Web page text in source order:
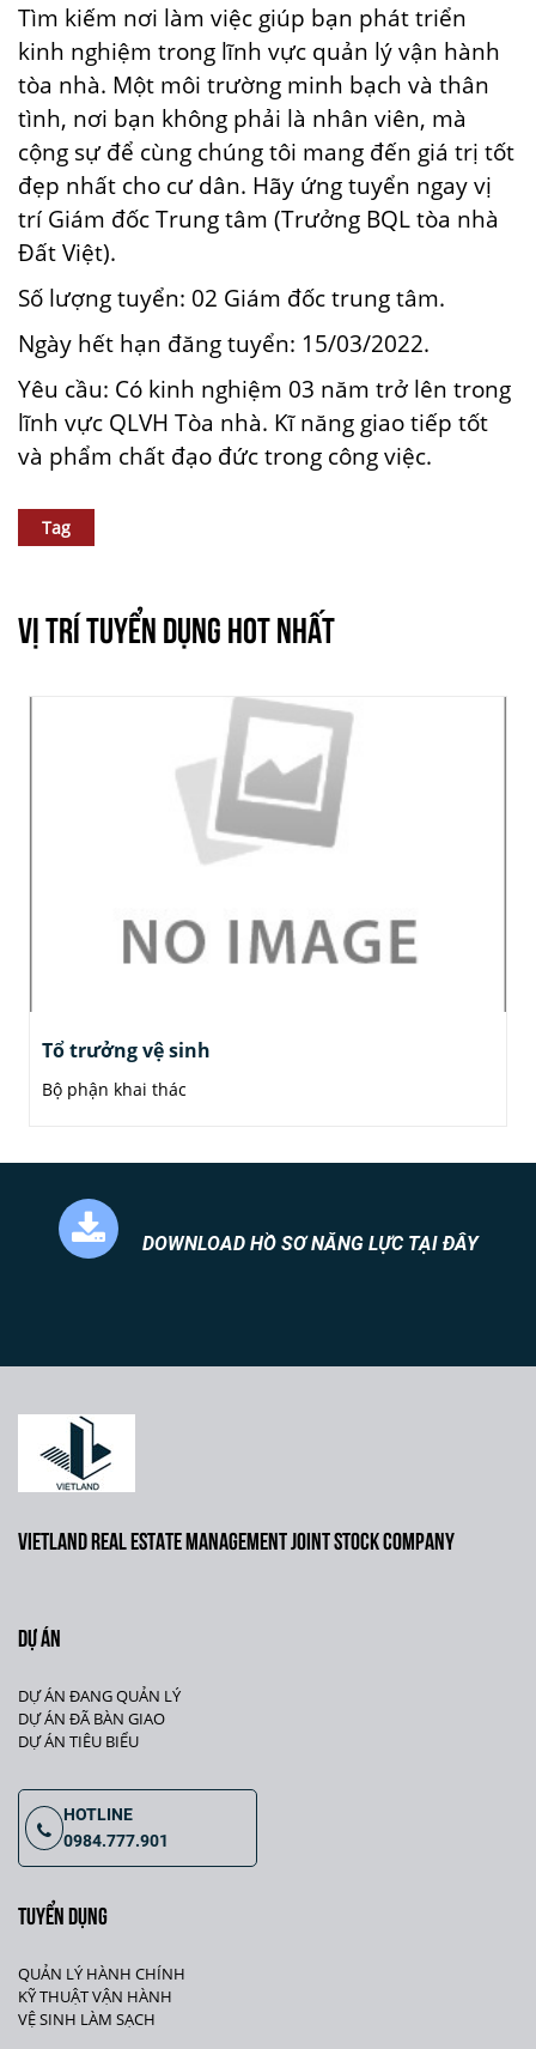
Tìm kiếm nơi làm việc giúp bạn phát triển
kinh nghiệm trong lĩnh vực quản lý vận hành
tòa nhà. Một môi trường minh bạch và thân
tình, nơi bạn không phải là nhân viên, mà
cộng sự để cùng chúng tôi mang đến giá trị tốt
đẹp nhất cho cư dân. Hãy ứng tuyển ngay vị
trí Giám đốc Trung tâm (Trưởng BQL tòa nhà
Đất Việt).
Số lượng tuyển: 02 Giám đốc trung tâm.
Ngày hết hạn đăng tuyển: 15/03/2022.
Yêu cầu: Có kinh nghiệm 03 năm trở lên trong
lĩnh vực QLVH Tòa nhà. Kĩ năng giao tiếp tốt
và phẩm chất đạo đức trong công việc.
Tag
VỊ TRÍ TUYỂN DỤNG HOT NHẤT
Tổ trưởng vệ sinh
Bộ phận khai thác
DOWNLOAD HỒ SƠ NĂNG LỰC TẠI ĐÂY
VIETLAND REAL ESTATE MANAGEMENT JOINT STOCK COMPANY
DỰ ÁN
DỰ ÁN ĐANG QUẢN LÝ
DỰ ÁN ĐÃ BÀN GIAO
DỰ ÁN TIÊU BIỂU
HOTLINE
0984.777.901
TUYỂN DỤNG
QUẢN LÝ HÀNH CHÍNH
KỸ THUẬT VẬN HÀNH
VỆ SINH LÀM SẠCH